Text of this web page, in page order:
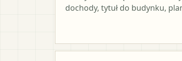
dochody, tytuł do budynku,